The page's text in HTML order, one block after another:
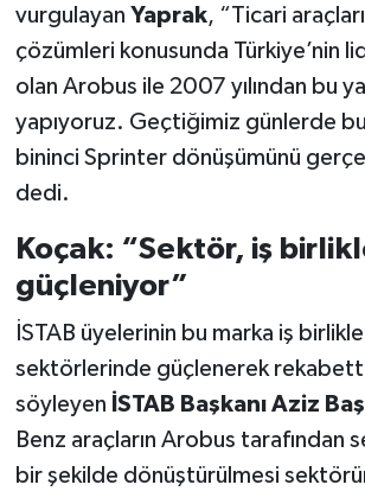
vurgulayan Yaprak, “Ticari
çözümleri konusunda Türkiye’nin
olan Arobus ile 2007 yılından bu
yapıyoruz. Geçtiğimiz günlerde
bininci Sprinter dönüşümünü
dedi.
Koçak: “Sektör, iş
güçleniyor”
İSTAB üyelerinin bu marka iş
sektörlerinde güçlenerek rekabette
söyleyen İSTAB Başkanı Aziz
Benz araçların Arobus tarafından
bir şekilde dönüştürülmesi